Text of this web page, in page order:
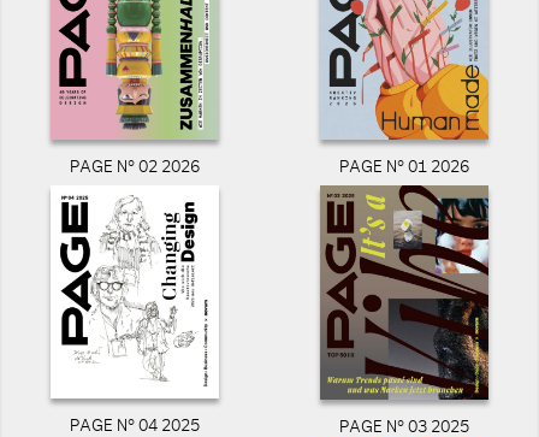
PAGE N° 02 2026 PAGE N° 01 2026
PAGE N° 04 2025 PAGE N° 03 2025